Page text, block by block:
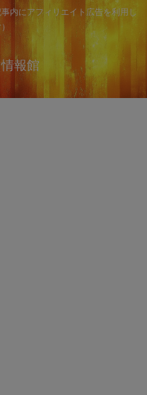
内にアフィリエイト広告を利用し
報館